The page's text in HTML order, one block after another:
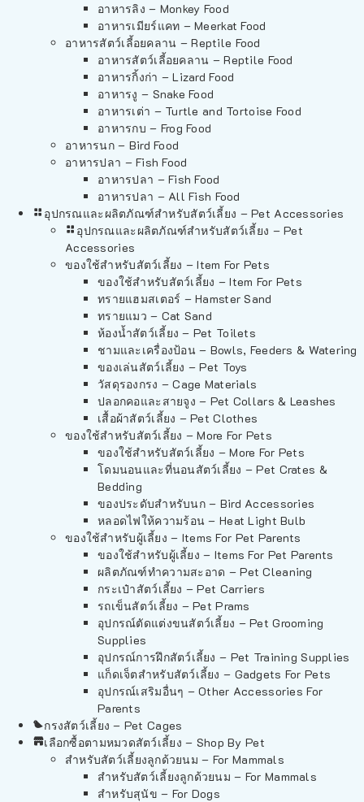
อาหารลิง – Monkey Food
อาหารเมียร์แคท – Meerkat Food
อาหารสัตว์เลี้อยคลาน – Reptile Food
อาหารสัตว์เลี้อยคลาน – Reptile Food
อาหารกิ้งก่า – Lizard Food
อาหารงู – Snake Food
อาหารเต่า – Turtle and Tortoise Food
อาหารกบ – Frog Food
อาหารนก – Bird Food
อาหารปลา – Fish Food
อาหารปลา – Fish Food
อาหารปลา – All Fish Food
อุปกรณและผลิตภัณฑ์สำหรับสัตว์เลี้ยง – Pet Accessories
อุปกรณและผลิตภัณฑ์สำหรับสัตว์เลี้ยง – Pet
Accessories
ของใช้สำหรับสัตว์เลี้ยง – Item For Pets
ของใช้สำหรับสัตว์เลี้ยง – Item For Pets
ทรายแฮมสเตอร์ – Hamster Sand
ทรายแมว – Cat Sand
ห้องน้ำสัตว์เลี้ยง – Pet Toilets
ชามและเครื่องป้อน – Bowls, Feeders & Watering
ของเล่นสัตว์เลี้ยง – Pet Toys
วัสดุรองกรง – Cage Materials
ปลอกคอและสายจูง – Pet Collars & Leashes
เสื้อผ้าสัตว์เลี้ยง – Pet Clothes
ของใช้สำหรับสัตว์เลี้ยง – More For Pets
ของใช้สำหรับสัตว์เลี้ยง – More For Pets
โดมนอนและที่นอนสัตว์เลี้ยง – Pet Crates &
Bedding
ของประดับสำหรับนก – Bird Accessories
หลอดไฟให้ความร้อน – Heat Light Bulb
ของใช้สำหรับผู้เลี้ยง – Items For Pet Parents
ของใช้สำหรับผู้เลี้ยง – Items For Pet Parents
ผลิตภัณฑ์ทำความสะอาด – Pet Cleaning
กระเป๋าสัตว์เลี้ยง – Pet Carriers
รถเข็นสัตว์เลี้ยง – Pet Prams
อุปกรณ์ตัดแต่งขนสัตว์เลี้ยง – Pet Grooming
Supplies
อุปกรณ์การฝึกสัตว์เลี้ยง – Pet Training Supplies
แก็ดเจ็ตสำหรับสัตว์เลี้ยง – Gadgets For Pets
อุปกรณ์เสริมอื่นๆ – Other Accessories For
Parents
กรงสัตว์เลี้ยง – Pet Cages
เลือกซื้อตามหมวดสัตว์เลี้ยง – Shop By Pet
สำหรับสัตว์เลี้ยงลูกด้วยนม – For Mammals
สำหรับสัตว์เลี้ยงลูกด้วยนม – For Mammals
สำหรับสุนัข – For Dogs